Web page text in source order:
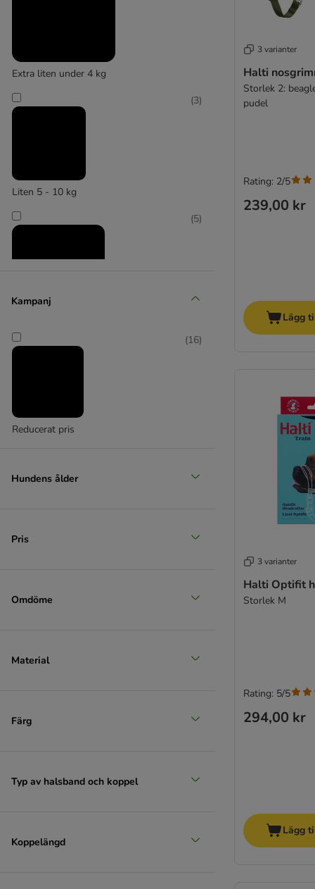
Extra liten under 4 kg
Liten 5 - 10 kg
(3)
Medium 11 - 25 kg
(5)
Extra stor över 45 kg
(1)
Kampanj
Reducerat pris
(16)
Hundens ålder
Pris
Omdöme
Material
Färg
Typ av halsband och koppel
Koppelängd
3 varianter
Halti
Storlek 2:
pudel
239,00 kr
Rating: 2/5
Lägg
3 varianter
Halti Optifit
Storlek M
294,00 kr
Rating: 5/5
Lägg